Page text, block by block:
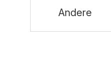
Andere